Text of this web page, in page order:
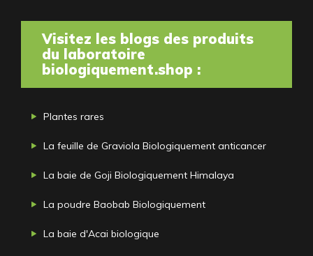
Visitez les blogs des produits
du laboratoire
biologiquement.shop :
Plantes rares
La feuille de Graviola Biologiquement anticancer
La baie de Goji Biologiquement Himalaya
La poudre Baobab Biologiquement
La baie d'Acai biologique